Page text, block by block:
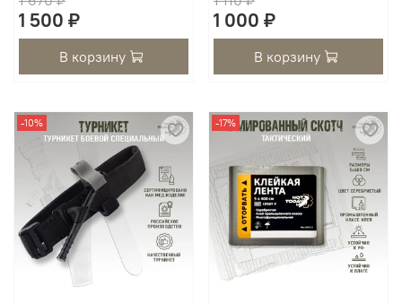
1 500 ₽
В корзину
1 000 ₽
В корзину
-10% -17%